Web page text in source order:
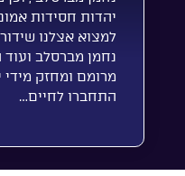
יהדות חסידות
למצוא אצלנו
נחמן מברסלב ועוד
מרומם ומחזק מידי
התחברו לחיים…